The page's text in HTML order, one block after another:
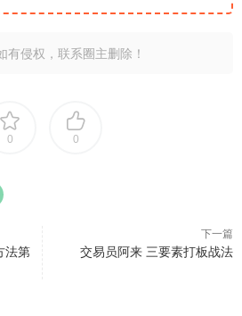
有侵权，联系圈主删除！
0 0
法第
下一篇
交易员阿来 三要素打板战法